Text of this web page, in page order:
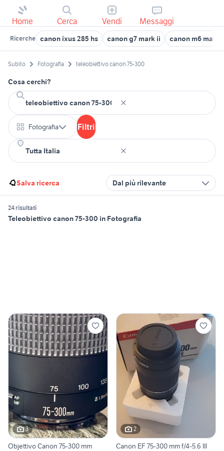
Home Cerca Vendi Messaggi
Ricerche canon ixus 285 hs canon g7 mark ii canon m6 mark
Subito Fotografia teleobiettivo canon 75-300
Cosa cerchi?
Fotografia Filtri
Salva ricerca Dal più rilevante
24 risultati
Teleobiettivo canon 75-300 in Fotografia
3
Objettivo Canon 75-300 mm
2
Canon EF 75-300 mm f/4-5.6 III